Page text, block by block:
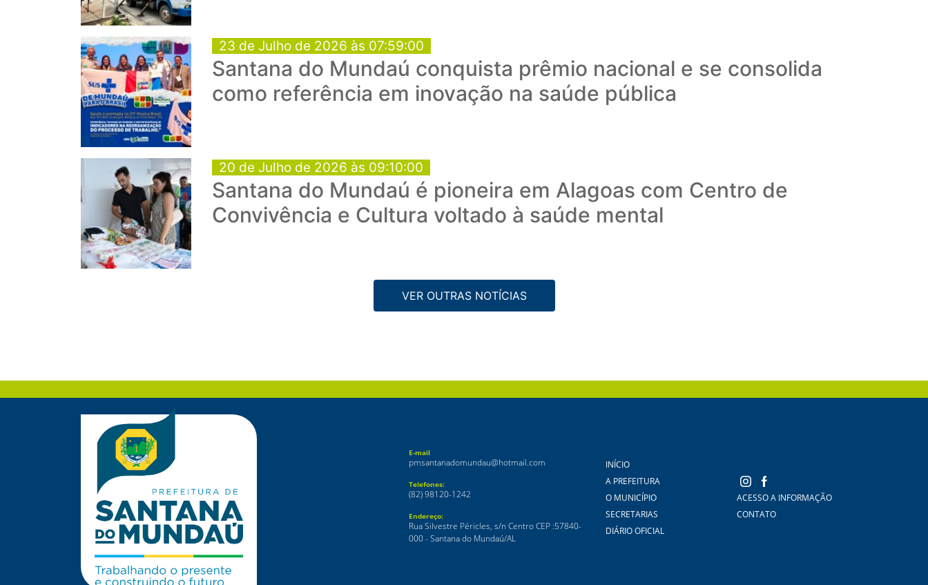
23 de Julho de 2026 às 07:59:00
Santana do Mundaú conquista prêmio nacional e se consolida
como referência em inovação na saúde pública
20 de Julho de 2026 às 09:10:00
Santana do Mundaú é pioneira em Alagoas com Centro de
Convivência e Cultura voltado à saúde mental
VER OUTRAS NOTÍCIAS
E-mail
pmsantanadomundau@hotmail.com
Telefones:
(82) 98120-1242
Endereço:
Rua Silvestre Péricles, s/n Centro CEP :57840-
000 - Santana do Mundaú/AL
INÍCIO
A PREFEITURA
O MUNICÍPIO
SECRETARIAS
DIÁRIO OFICIAL
ACESSO A INFORMAÇÃO
CONTATO